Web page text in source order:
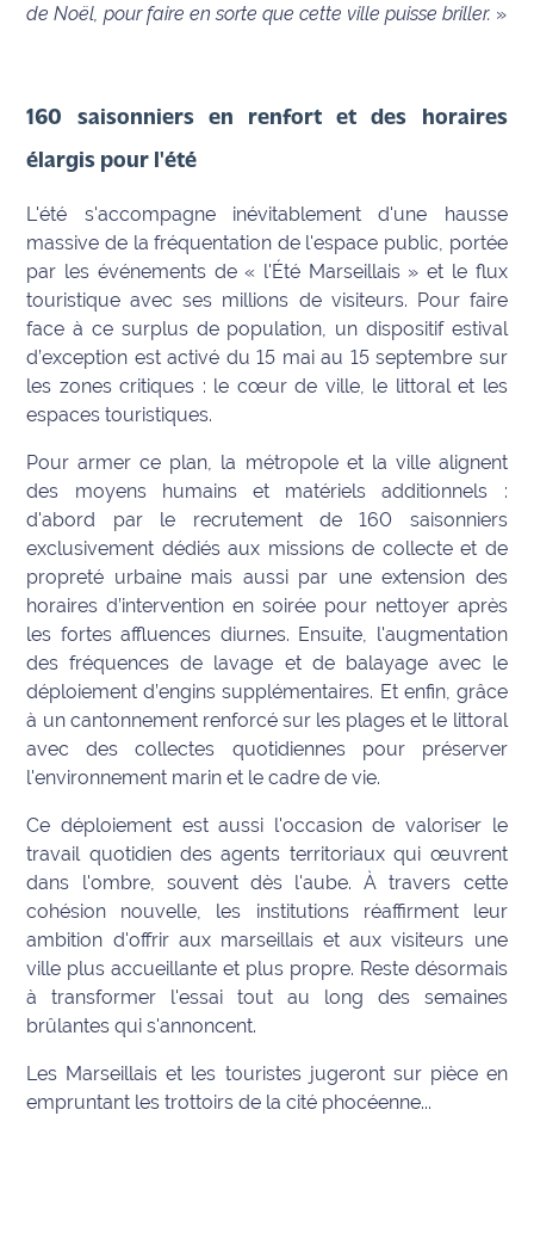
de Noël, pour faire en sorte que cette ville puisse briller. »
160 saisonniers en renfort et des horaires
élargis pour l'été
L'été s'accompagne inévitablement d'une hausse
massive de la fréquentation de l'espace public, portée
par les événements de « l'Été Marseillais » et le flux
touristique avec ses millions de visiteurs. Pour faire
face à ce surplus de population, un dispositif estival
d’exception est activé du 15 mai au 15 septembre sur
les zones critiques : le cœur de ville, le littoral et les
espaces touristiques.
Pour armer ce plan, la métropole et la ville alignent
des moyens humains et matériels additionnels :
d'abord par le recrutement de 160 saisonniers
exclusivement dédiés aux missions de collecte et de
propreté urbaine mais aussi par une extension des
horaires d’intervention en soirée pour nettoyer après
les fortes affluences diurnes. Ensuite, l'augmentation
des fréquences de lavage et de balayage avec le
déploiement d’engins supplémentaires. Et enfin, grâce
à un cantonnement renforcé sur les plages et le littoral
avec des collectes quotidiennes pour préserver
l'environnement marin et le cadre de vie.
Ce déploiement est aussi l'occasion de valoriser le
travail quotidien des agents territoriaux qui œuvrent
dans l'ombre, souvent dès l'aube. À travers cette
cohésion nouvelle, les institutions réaffirment leur
ambition d'offrir aux marseillais et aux visiteurs une
ville plus accueillante et plus propre. Reste désormais
à transformer l'essai tout au long des semaines
brûlantes qui s'annoncent.
Les Marseillais et les touristes jugeront sur pièce en
empruntant les trottoirs de la cité phocéenne...